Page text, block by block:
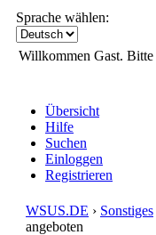
Sprache wählen:
Willkommen Gast. Bitte
Übersicht
Hilfe
Suchen
Einloggen
Registrieren
WSUS.DE › Sonstiges
angeboten